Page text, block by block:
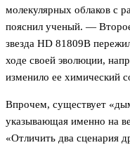
молекулярных облаков с
пояснил ученый. —
звезда HD 81809B
ходе своей эволюции,
изменило ее химический
Впрочем, существует
указывающая именно на
«Отличить два сценария